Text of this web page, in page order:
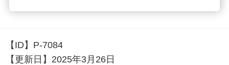
【ID】 P-7084
【更新日】 2025年3月26日